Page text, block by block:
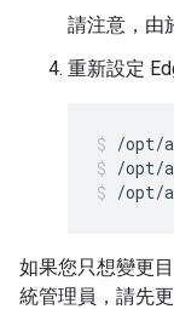
請注意，由
重新設定
/opt/
/opt/
如果您只想變更
統管理員，請先